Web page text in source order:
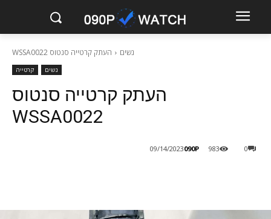
נשים העתק קרטייה סנטוס WSSA0022
נשים קרטייה
העתק קרטייה סנטוס
WSSA0022
090P
09/14/2023 0
983